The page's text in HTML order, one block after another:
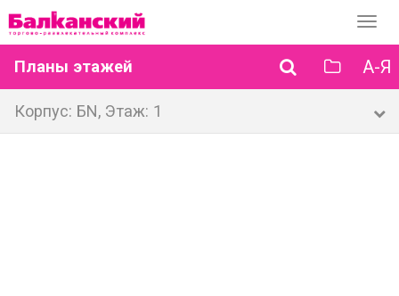
Планы этажей А-Я
Корпус: БN, Этаж: 1